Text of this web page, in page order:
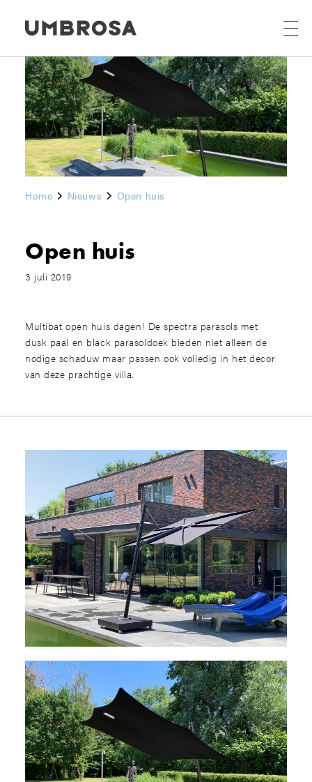
Home Nieuws Open huis
Open huis
3 juli 2019
Multibat open huis dagen! De spectra parasols met
dusk paal en black parasoldoek bieden niet alleen de
nodige schaduw maar passen ook volledig in het decor
van deze prachtige villa.